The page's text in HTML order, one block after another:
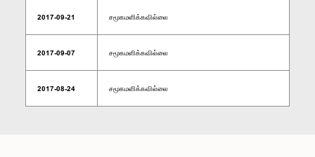
2017-09-21 சமூகமளிக்கவில்லை
2017-09-07 சமூகமளிக்கவில்லை
2017-08-24 சமூகமளிக்கவில்லை